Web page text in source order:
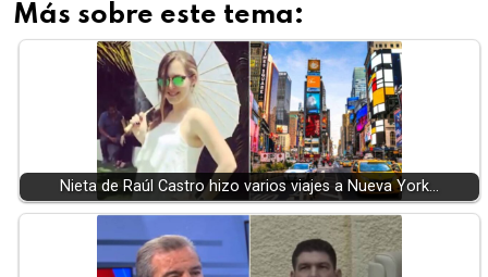
Más sobre este tema:
Nieta de Raúl Castro hizo varios viajes a Nueva York…